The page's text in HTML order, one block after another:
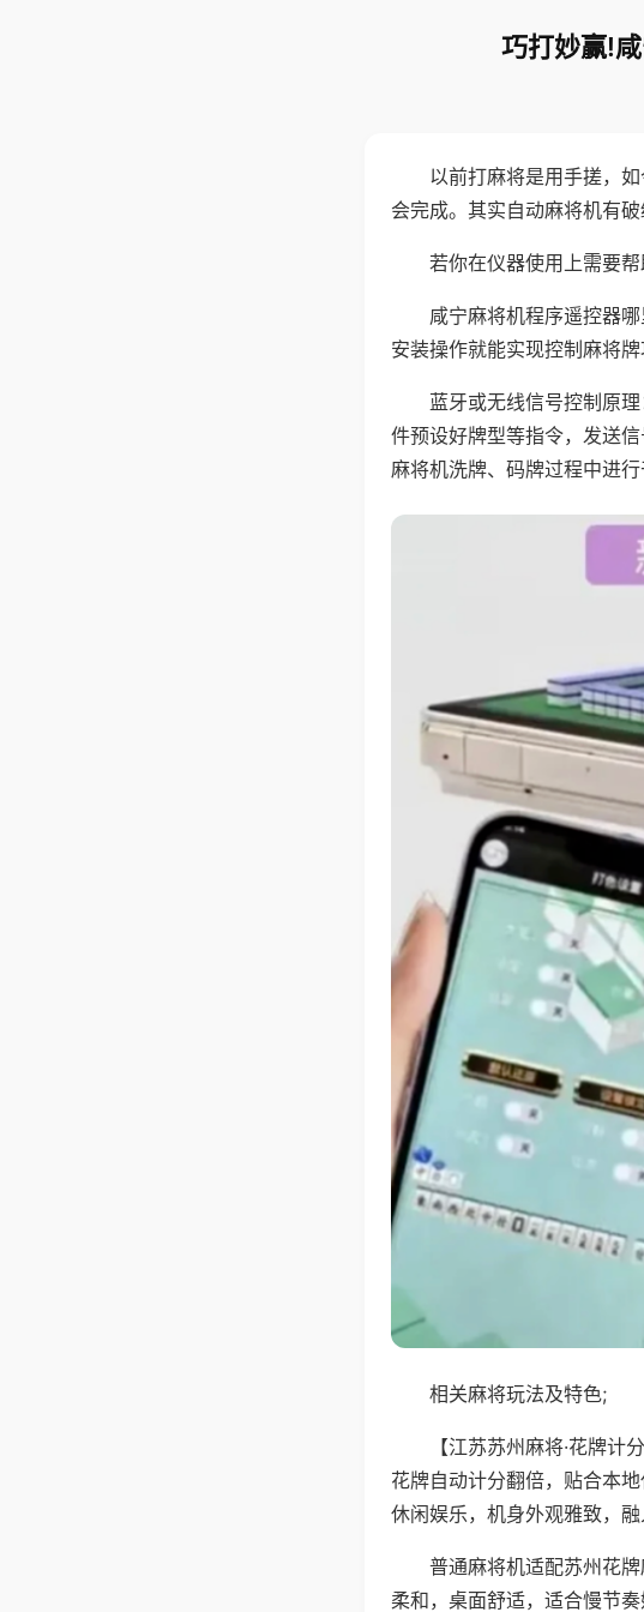
巧打妙赢!
以前打麻将是用手搓，
会完成。其实自动麻将机有
若你在仪器使用上需要
咸宁麻将机程序遥控器
安装操作就能实现控制麻将牌
蓝牙或无线信号控制原
件预设好牌型等指令，发送
麻将机洗牌、码牌过程中进行
相关麻将玩法及特色;
【江苏苏州麻将·花牌
花牌自动计分翻倍，贴合本
休闲娱乐，机身外观雅致，
普通麻将机适配苏州花
柔和，桌面舒适，适合慢节